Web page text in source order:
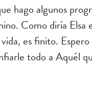
hago algunos
Como diría
es finito.
todo a Aquél